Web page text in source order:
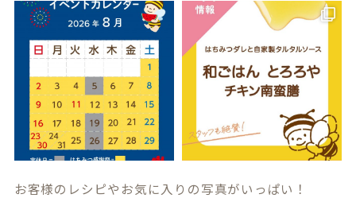
お客様のレシピやお気に入りの写真がいっぱい！